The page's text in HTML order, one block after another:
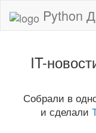
Python
IT-
Собрали в
и сделали